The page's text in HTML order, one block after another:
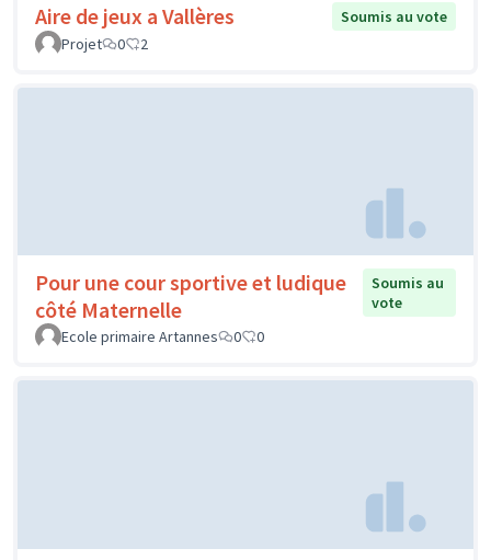
Aire de jeux a Vallères
Soumis au vote
Projet
0 2
Pour une cour sportive et ludique
côté Maternelle
Soumis au
vote
Ecole primaire Artannes
0 0